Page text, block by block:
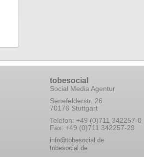
tobesocial
Social Media Agentur
Senefelderstr. 26
70176 Stuttgart
Telefon: +49 (0)711 342257-0
Fax: +49 (0)711 342257-29
info@tobesocial.de
tobesocial.de